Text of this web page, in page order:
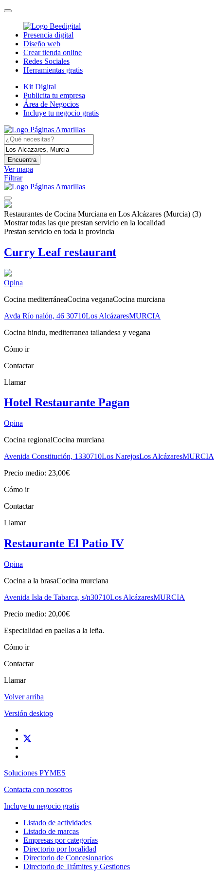
Presencia digital
Diseño web
Crear tienda online
Redes Sociales
Herramientas gratis
Kit Digital
Publicita tu empresa
Área de Negocios
Incluye tu negocio gratis
Encuentra
Ver mapa
Filtrar
Restaurantes de Cocina Murciana en Los Alcázares (Murcia) (3)
Mostrar todas las que prestan servicio en la localidad
Prestan servicio en toda la provincia
Curry Leaf restaurant
Opina
Cocina mediterráneaCocina veganaCocina murciana
Avda Río nalón, 46 30710Los AlcázaresMURCIA
Cocina hindu, mediterranea tailandesa y vegana
Cómo ir
Contactar
Llamar
Hotel Restaurante Pagan
Opina
Cocina regionalCocina murciana
Avenida Constitución, 1330710Los NarejosLos AlcázaresMURCIA
Precio medio: 23,00€
Cómo ir
Contactar
Llamar
Restaurante El Patio IV
Opina
Cocina a la brasaCocina murciana
Avenida Isla de Tabarca, s/n30710Los AlcázaresMURCIA
Precio medio: 20,00€
Especialidad en paellas a la leña.
Cómo ir
Contactar
Llamar
Volver arriba
Versión desktop
Soluciones PYMES
Contacta con nosotros
Incluye tu negocio gratis
Listado de actividades
Listado de marcas
Empresas por categorías
Directorio por localidad
Directorio de Concesionarios
Directorio de Trámites y Gestiones